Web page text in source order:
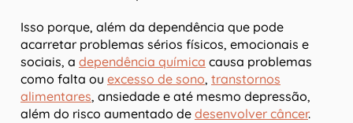
Isso porque, além da dependência que pode
acarretar problemas sérios físicos, emocionais e
sociais, a dependência química causa problemas
como falta ou excesso de sono, transtornos
alimentares, ansiedade e até mesmo depressão,
além do risco aumentado de desenvolver câncer.